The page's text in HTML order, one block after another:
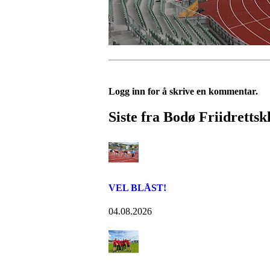
Logg inn for å skrive en kommentar.
Siste fra Bodø
VEL BLÅST!
04.08.2026